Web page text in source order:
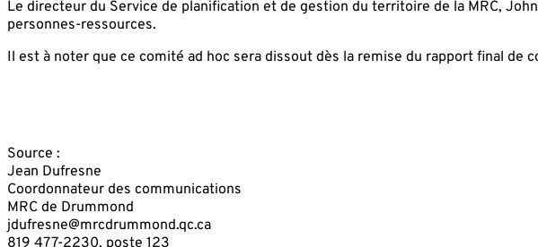
Le directeur du Service de planification et de gestion du territoire de la MRC,
personnes-ressources.
Il est à noter que ce comité ad hoc sera dissout dès la remise du rapport final de
Source :
Jean Dufresne
Coordonnateur des communications
MRC de Drummond
jdufresne@mrcdrummond.qc.ca
819 477-2230, poste 123